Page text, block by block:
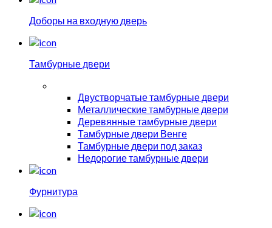
Доборы на входную дверь
Тамбурные двери
Двустворчатые тамбурные двери
Металлические тамбурные двери
Деревянные тамбурные двери
Тамбурные двери Венге
Тамбурные двери под заказ
Недорогие тамбурные двери
Фурнитура